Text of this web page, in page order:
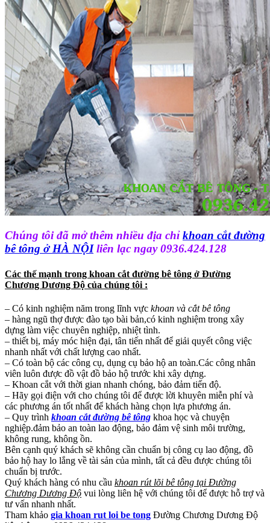
Chúng tôi đã mở thêm nhiều địa chỉkhoan cắt đường
bê tông ở HÀ NỘIliên lạc ngay 0936.424.128
Các thế mạnh trong khoan cắt đường bê tông ở Đường
Chương Dương Độ của chúng tôi :
– Có kinh nghiệm năm trong lĩnh vực khoan và cắt bê tông
– hàng ngũ thợ được đào tạo bài bản,có kinh nghiệm trong xây
dựng làm việc chuyên nghiệp, nhiệt tình.
– thiết bị, máy móc hiện đại, tân tiến nhất để giải quyết công việc
nhanh nhất với chất lượng cao nhất.
– Có toàn bộ các công cụ, dụng cụ bảo hộ an toàn.Các công nhân
viên luôn được đồ vật đồ bảo hộ trước khi xây dựng.
– Khoan cắt với thời gian nhanh chóng, bảo đảm tiến độ.
– Hãy gọi điện với cho chúng tôi để được lời khuyên miễn phí và
các phương án tốt nhất để khách hàng chọn lựa phương án.
– Quy trình khoan cắt đường bê tông khoa học và chuyện
nghiệp.đảm bảo an toàn lao động, bảo đảm vệ sinh môi trường,
không rung, không ồn.
Bên cạnh quý khách sẽ không cần chuẩn bị công cụ lao động, đồ
bảo hộ hay lo lắng về tài sản của mình, tất cả đều được chúng tôi
chuẩn bị trước.
Quý khách hàng có nhu cầu khoan rút lõi bê tông tại Đường
Chương Dương Độ vui lòng liên hệ với chúng tôi để được hỗ trợ và
tư vấn nhanh nhất.
Tham khảo gia khoan rut loi be tong Đường Chương Dương Độ